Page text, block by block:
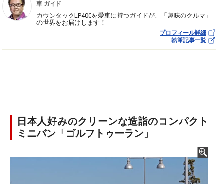
車 ガイド
カウンタックLP400を愛車に持つガイドが、「趣味のクルマ」
の世界をお届けします！
プロフィール詳細
執筆記事一覧
日本人好みのクリーンな造詣のコンパクト
ミニバン「ゴルフトゥーラン」